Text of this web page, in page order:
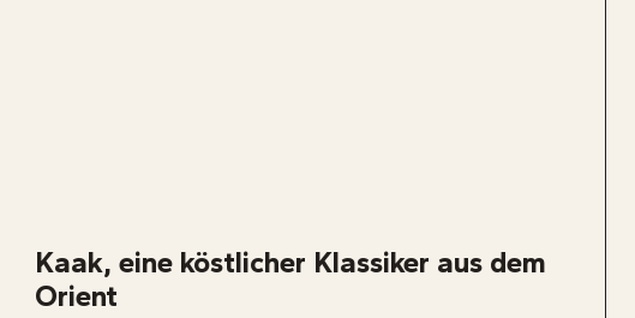
Kaak, eine köstlicher Klassiker aus dem
Orient